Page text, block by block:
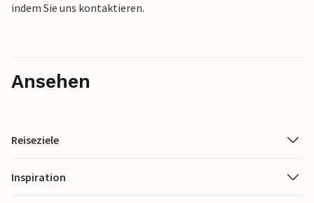
indem Sie uns kontaktieren.
Ansehen
Reiseziele
Inspiration